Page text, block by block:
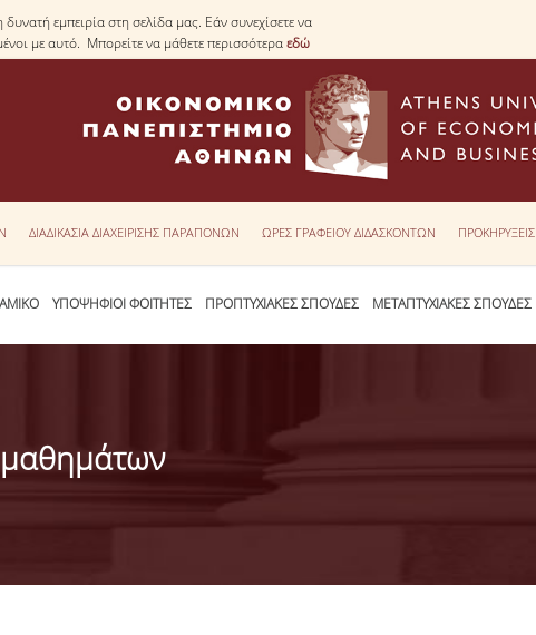
εμπειρία στη σελίδα μας. Εάν συνεχίσετε να
με αυτό. Μπορείτε να μάθετε περισσότεραεδώ
ΔΙΑΔΙΚΑΣΙΑ ΔΙΑΧΕΙΡΙΣΗΣ ΠΑΡΑΠΟΝΩΝ ΩΡΕΣ ΓΡΑΦΕΙΟΥ ΔΙΔΑΣΚΟΝΤΩΝ ΠΡΟΚΗΡΥΞΕΙΣ
ΥΠΟΨΗΦΙΟΙ ΦΟΙΤΗΤΕΣ ΠΡΟΠΤΥΧΙΑΚΕΣ ΣΠΟΥΔΕΣ ΜΕΤΑΠΤΥΧΙΑΚΕΣ ΣΠΟΥΔΕΣ
μαθημάτων